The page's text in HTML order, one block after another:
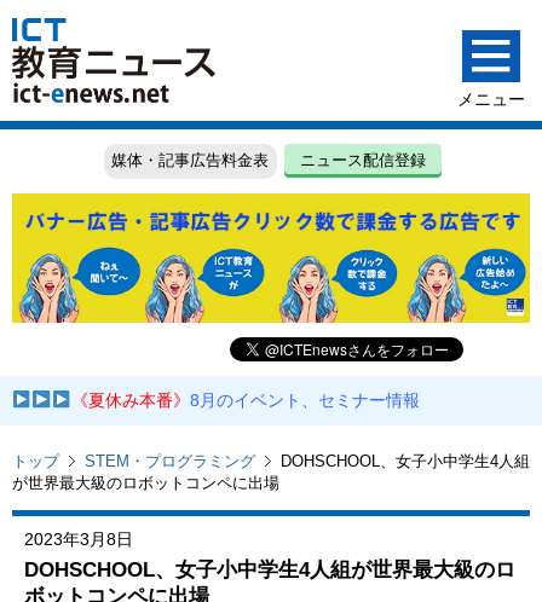
媒体・記事広告料金表 ニュース配信登録
《夏休み本番》8月のイベント、セミナー情報
トップ STEM・プログラミング
DOHSCHOOL、女子小中学生4人組
が世界最大級のロボットコンペに出場
2023年3月8日
DOHSCHOOL、女子小中学生4人組が世界最大級のロ
ボットコンペに出場